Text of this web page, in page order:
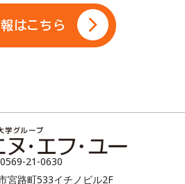
はこちら
21-0630
路町533イチノビル2F